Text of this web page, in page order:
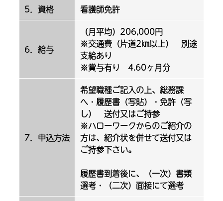
5．資格
看護師免許
6．給与
（月平均）206,000円
※交通費（片道2㎞以上） 別途
支給あり
※賞与有り 4.60ヶ月分
7．申込方法
希望職種ご記入の上、総務課
へ・履歴書（写貼）・免許（写
し） 送付又はご持参
※ハローワークからのご紹介の
方は、紹介状を併せて送付又は
ご持参下さい。
履歴書到着後に、（一次）書類
選考・（二次）面接にて選考